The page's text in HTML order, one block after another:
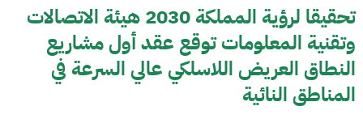
تحقيقا لرؤية المملكة 2030 هيئة الاتصالات
وتقنية المعلومات توقع عقد أول مشاريع
النطاق العريض اللاسلكي عالي السرعة في
المناطق النائية